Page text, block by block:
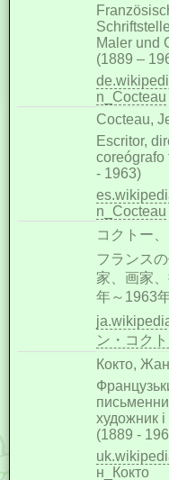
Maler und
(1889 –
n_Cocteau
Cocteau,
Escritor,
coreógrafo
- 1963)
n_Cocteau
コクトー
フランス
家、画家
年～1963年
ン・コク
Кокто, Жан
художник
(1889 -
н_Кокто